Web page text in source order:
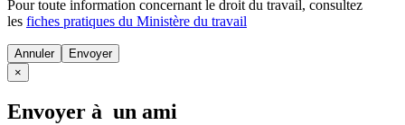
Pour toute information concernant le droit du travail, consultez
les fiches pratiques du Ministère du travail
Annuler
×
Envoyer à un ami